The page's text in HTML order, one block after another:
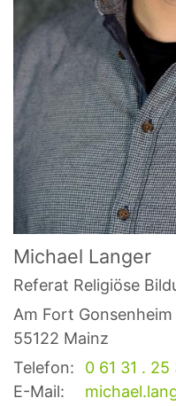
Michael Langer
Referat Religiöse
Am Fort
55122 Mainz
Telefon:
0 61 31 . 25
E-Mail: